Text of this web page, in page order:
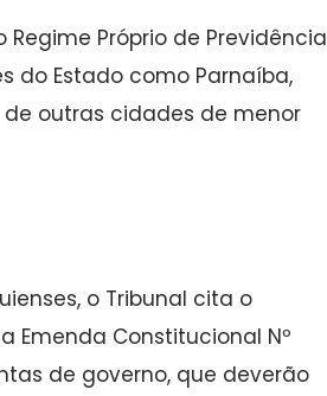
Próprio de Previdência
do Estado como Parnaíba,
de outras cidades de menor
o Tribunal cita o
Emenda Constitucional Nº
de governo, que deverão